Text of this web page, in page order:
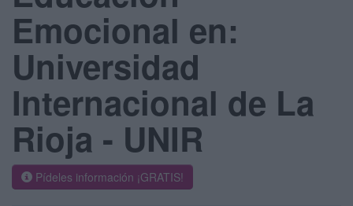
Emocional en:
Universidad
Internacional de La
Rioja - UNIR
Pídeles información ¡GRATIS!